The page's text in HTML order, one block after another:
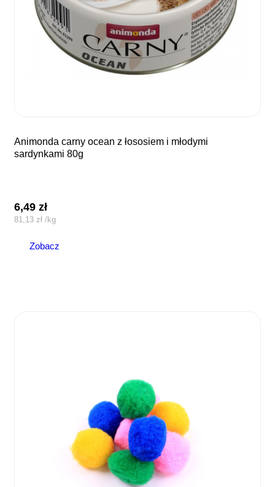
animonda carny ocean z łososiem i młodymi
sardynkami 80g
6,49zł
81,13zł /kg
Zobacz